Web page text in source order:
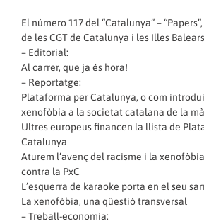
El número 117 del “Catalunya” –
de les CGT de Catalunya i les Illes
– Editorial:
Al carrer, que ja és hora!
– Reportatge:
Plataforma per Catalunya, o com
xenofòbia a la societat catalana de la
Ultres europeus financen la llista de
Catalunya
Aturem l’avenç del racisme i la
contra la PxC
L’esquerra de karaoke porta en el seu
La xenofòbia, una qüestió transversal
– Treball-economia: